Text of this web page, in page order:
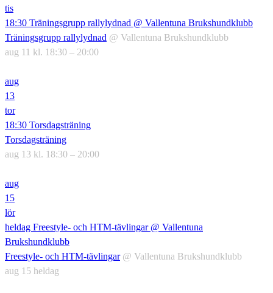
tis
18:30 Träningsgrupp rallylydnad @ Vallentuna Brukshundklubb
Träningsgrupp rallylydnad @ Vallentuna Brukshundklubb
aug 11 kl. 18:30 – 20:00
aug
13
tor
18:30 Torsdagsträning
Torsdagsträning
aug 13 kl. 18:30 – 20:00
aug
15
lör
heldag Freestyle- och HTM-tävlingar @ Vallentuna
Brukshundklubb
Freestyle- och HTM-tävlingar @ Vallentuna Brukshundklubb
aug 15 heldag